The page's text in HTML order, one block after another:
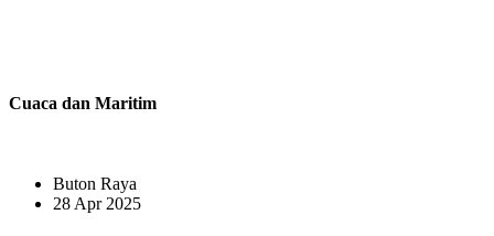
Cuaca dan Maritim
Buton Raya
28 Apr 2025